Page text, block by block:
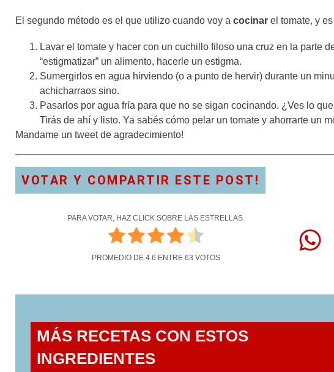
El segundo método es el que utilizo cuando voy a cocinar el tomate, y
Lavar el tomate y hacer con un cuchillo filoso una cruz en la parte
“estigmatizar” un alimento, hacerle un estigma.
Sumergirlos en agua hirviendo (o a punto de hervir) durante un
achicharraos sino.
Pasarlos por agua fría para que no se sigan cocinando. ¿Ves lo
Tirás de ahí y listo. Ya sabés cómo pelar un tomate y ahorrarte un
Mandame un tweet de agradecimiento!
VOTAR Y COMPARTIR ESTE POST!
PARA VOTAR, HAZ CLICK SOBRE LAS ESTRELLAS.
PROMEDIO DE 4.6 ENTRE 63 VOTOS
MÁS RECETAS CON ESTOS
INGREDIENTES